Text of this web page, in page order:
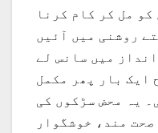
مل کر کام کرنا
روشنی میں آئیں
میں سانس لے
ایک بار پھر مکمل
یہ محض سڑکوں کی
مند، خوشگوار